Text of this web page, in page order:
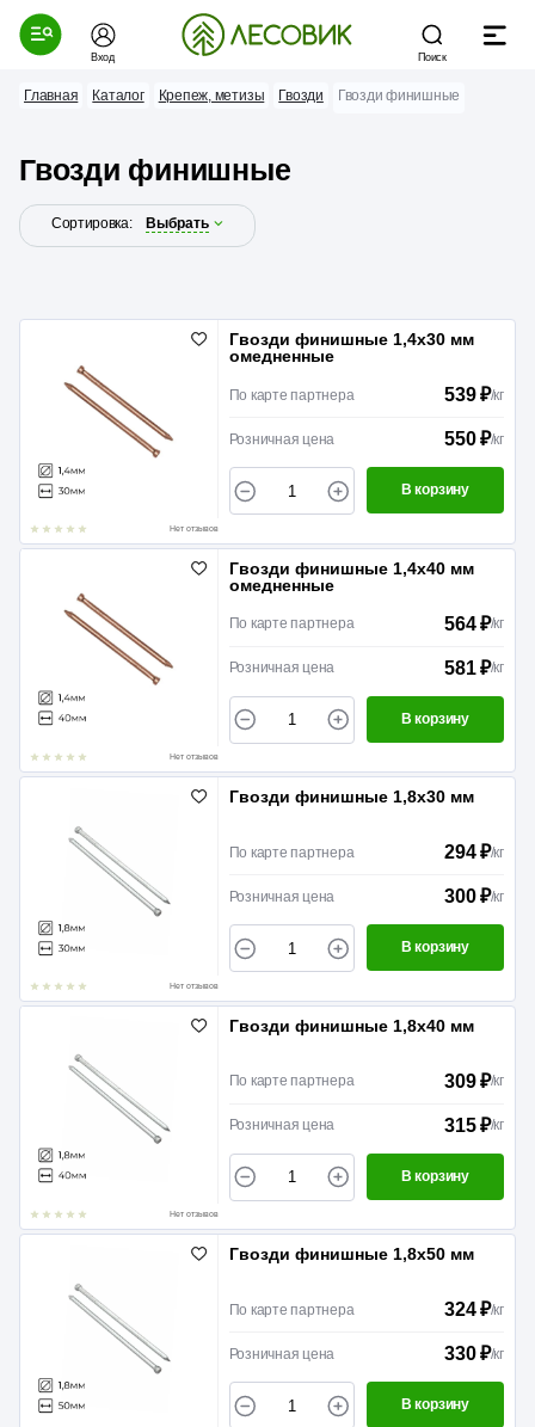
Вход Поиск
Главная Каталог Крепеж, метизы Гвозди Гвозди финишные
Гвозди финишные
Сортировка: Выбрать
Нет отзывов
Гвозди финишные 1,4х30 мм
омедненные
По карте партнера 539 ₽/кг
Розничная цена 550 ₽/кг
В корзину
Нет отзывов
Гвозди финишные 1,4х40 мм
омедненные
По карте партнера 564 ₽/кг
Розничная цена 581 ₽/кг
В корзину
Нет отзывов
Гвозди финишные 1,8х30 мм
По карте партнера 294 ₽/кг
Розничная цена 300 ₽/кг
В корзину
Нет отзывов
Гвозди финишные 1,8х40 мм
По карте партнера 309 ₽/кг
Розничная цена 315 ₽/кг
В корзину
Гвозди финишные 1,8х50 мм
По карте партнера 324 ₽/кг
Розничная цена 330 ₽/кг
В корзину